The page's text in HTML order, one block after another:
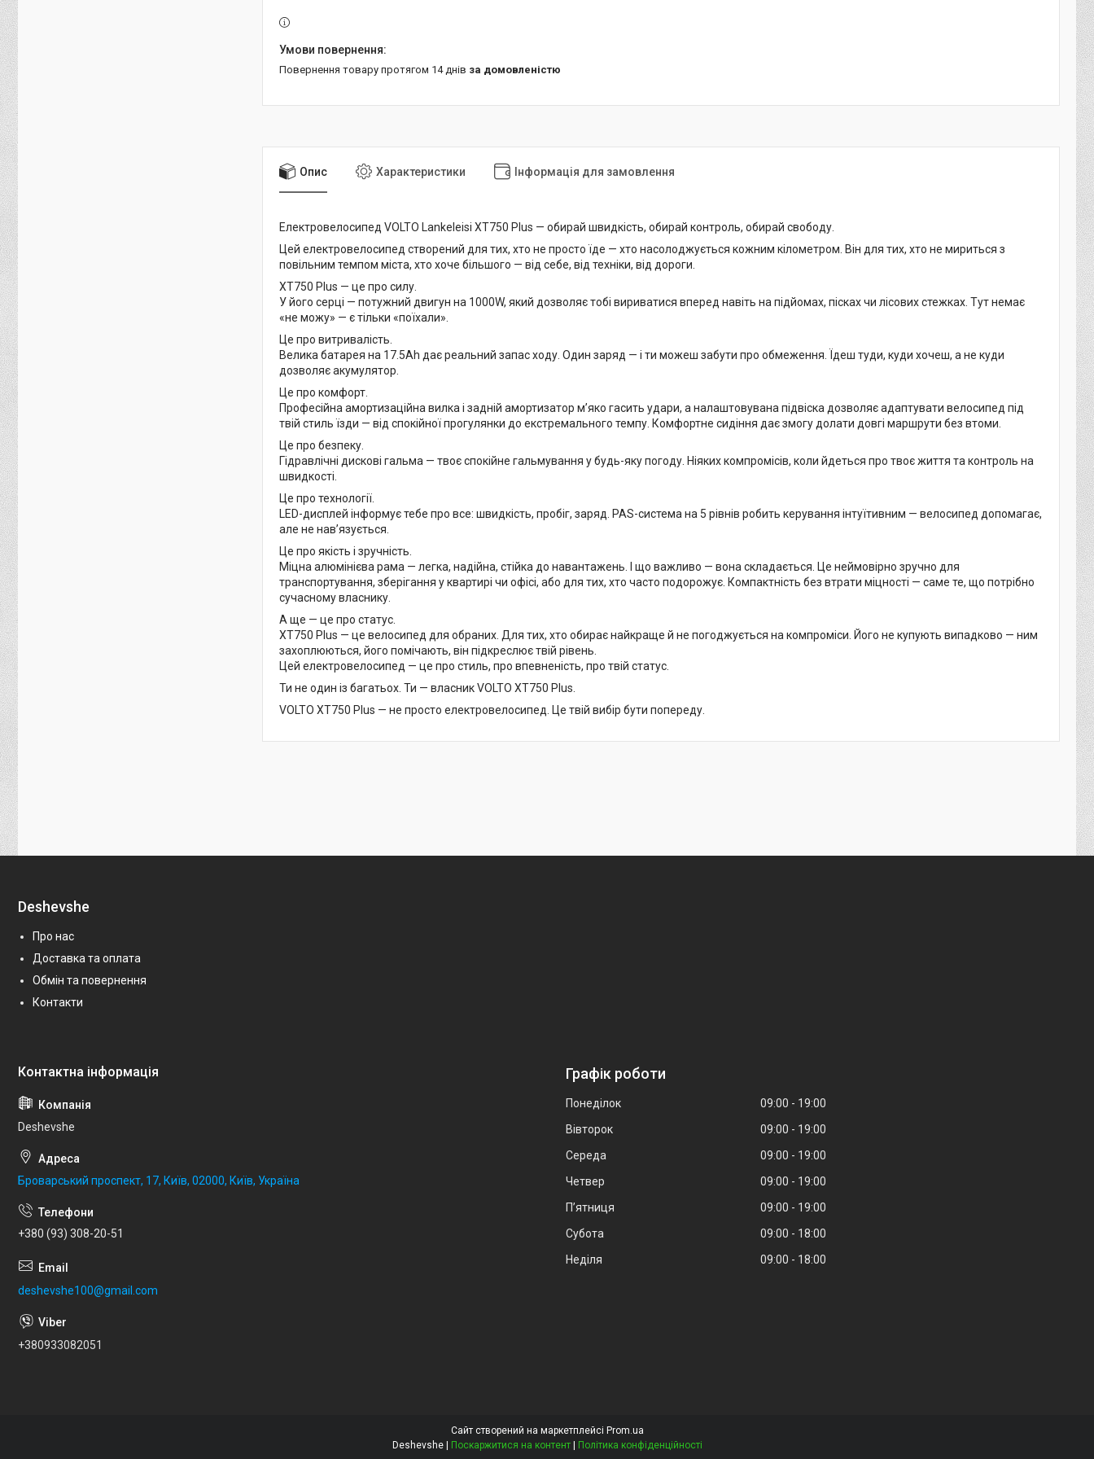
повернення товару протягом 14 днів за домовленістю
Опис Характеристики Інформація для замовлення
Електровелосипед VOLTO Lankeleisi XT750 Plus — обирай швидкість, обирай контроль, обирай свободу.
Цей електровелосипед створений для тих, хто не просто їде — хто насолоджується кожним кілометром. Він для тих, хто не мириться з
повільним темпом міста, хто хоче більшого — від себе, від техніки, від дороги.
XT750 Plus — це про силу.
У його серці — потужний двигун на 1000W, який дозволяє тобі вириватися вперед навіть на підйомах, пісках чи лісових стежках. Тут немає
«не можу» — є тільки «поїхали».
Це про витривалість.
Велика батарея на 17.5Ah дає реальний запас ходу. Один заряд — і ти можеш забути про обмеження. Їдеш туди, куди хочеш, а не куди
дозволяє акумулятор.
Це про комфорт.
Професійна амортизаційна вилка і задній амортизатор м’яко гасить удари, а налаштовувана підвіска дозволяє адаптувати велосипед під
твій стиль їзди — від спокійної прогулянки до екстремального темпу. Комфортне сидіння дає змогу долати довгі маршрути без втоми.
Це про безпеку.
Гідравлічні дискові гальма — твоє спокійне гальмування у будь-яку погоду. Ніяких компромісів, коли йдеться про твоє життя та контроль на
швидкості.
Це про технології.
LED-дисплей інформує тебе про все: швидкість, пробіг, заряд. PAS-система на 5 рівнів робить керування інтуїтивним — велосипед допомагає,
але не нав’язується.
Це про якість і зручність.
Міцна алюмінієва рама — легка, надійна, стійка до навантажень. І що важливо — вона складається. Це неймовірно зручно для
транспортування, зберігання у квартирі чи офісі, або для тих, хто часто подорожує. Компактність без втрати міцності — саме те, що потрібно
сучасному власнику.
А ще — це про статус.
XT750 Plus — це велосипед для обраних. Для тих, хто обирає найкраще й не погоджується на компроміси. Його не купують випадково — ним
захоплюються, його помічають, він підкреслює твій рівень.
Цей електровелосипед — це про стиль, про впевненість, про твій статус.
Ти не один із багатьох. Ти — власник VOLTO XT750 Plus.
VOLTO XT750 Plus — не просто електровелосипед. Це твій вибір бути попереду.
Deshevshe
Про нас
Доставка та оплата
Обмін та повернення
Контакти
Deshevshe
Броварський проспект, 17, Київ, 02000, Київ, Україна
+380 (93) 308-20-51
deshevshe100@gmail.com
+380933082051
Графік роботи
Понеділок 09:00
19:00
Вівторок
09:00
19:00
Середа
09:00
19:00
Четвер
09:00
19:00
Пʼятниця
09:00
19:00
Субота
09:00
18:00
Неділя
09:00 18:00
Сайт створений на маркетплейсі Prom.ua
Поскаржитися на контент Політика конфіденційності